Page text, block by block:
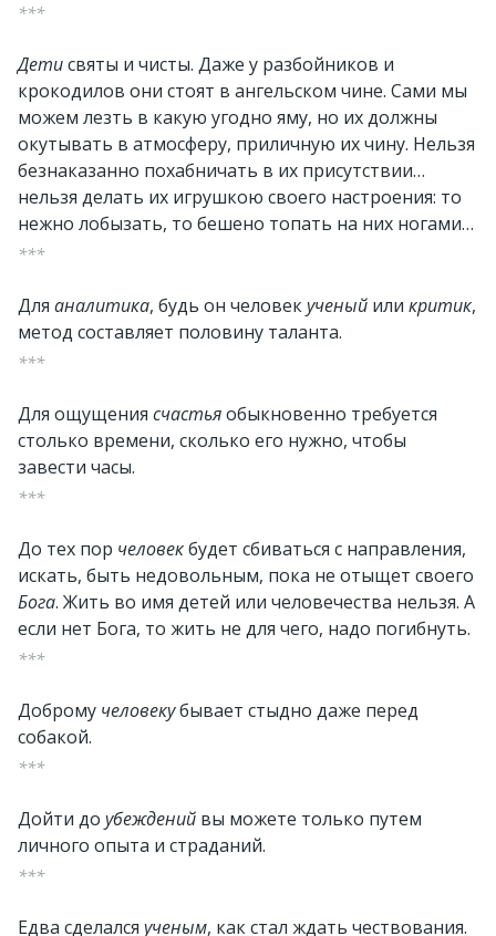
***
Детисвяты и чисты. Даже у разбойников и
крокодилов они стоят в ангельском чине. Сами мы
можем лезть в какую угодно яму, но их должны
окутывать в атмосферу, приличную их чину. Нельзя
безнаказанно похабничать в их присутствии…
нельзя делать их игрушкою своего настроения: то
нежно лобызать, то бешено топать на них ногами…
***
Для аналитика, будь он человекученый или критик,
метод составляет половину таланта.
***
Для ощущения счастьяобыкновенно требуется
столько времени, сколько его нужно, чтобы
завести часы.
***
До тех пор человекбудет сбиваться с направления,
искать, быть недовольным, пока не отыщет своего
Бога. Жить во имя детей или человечества нельзя. А
если нет Бога, то жить не для чего, надо погибнуть.
***
Доброму человекубывает стыдно даже перед
собакой.
***
Дойти до убеждений вы можете только путем
личного опыта и страданий.
***
Едва сделался ученым, как стал ждать чествования.